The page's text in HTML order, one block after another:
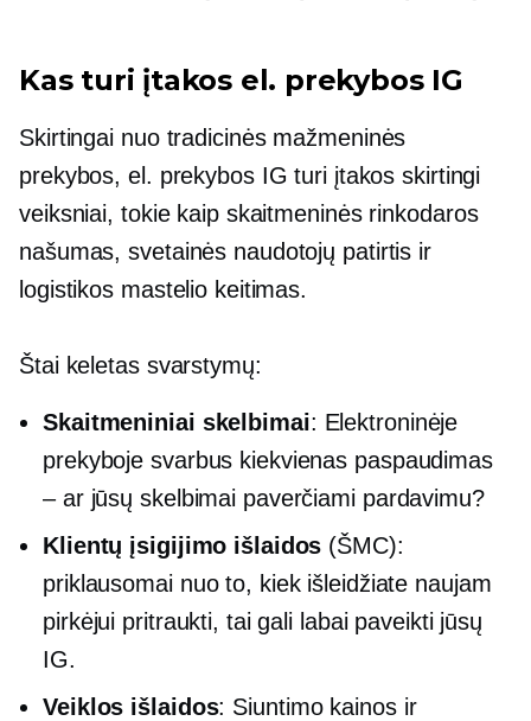
Kas turi įtakos el. prekybos IG
Skirtingai nuo tradicinės mažmeninės
prekybos, el. prekybos IG turi įtakos skirtingi
veiksniai, tokie kaip skaitmeninės rinkodaros
našumas, svetainės naudotojų patirtis ir
logistikos mastelio keitimas.
Štai keletas svarstymų:
Skaitmeniniai skelbimai: Elektroninėje
prekyboje svarbus kiekvienas paspaudimas
– ar jūsų skelbimai paverčiami pardavimu?
Klientų įsigijimo išlaidos (ŠMC):
priklausomai nuo to, kiek išleidžiate naujam
pirkėjui pritraukti, tai gali labai paveikti jūsų
IG.
Veiklos išlaidos: Siuntimo kainos ir